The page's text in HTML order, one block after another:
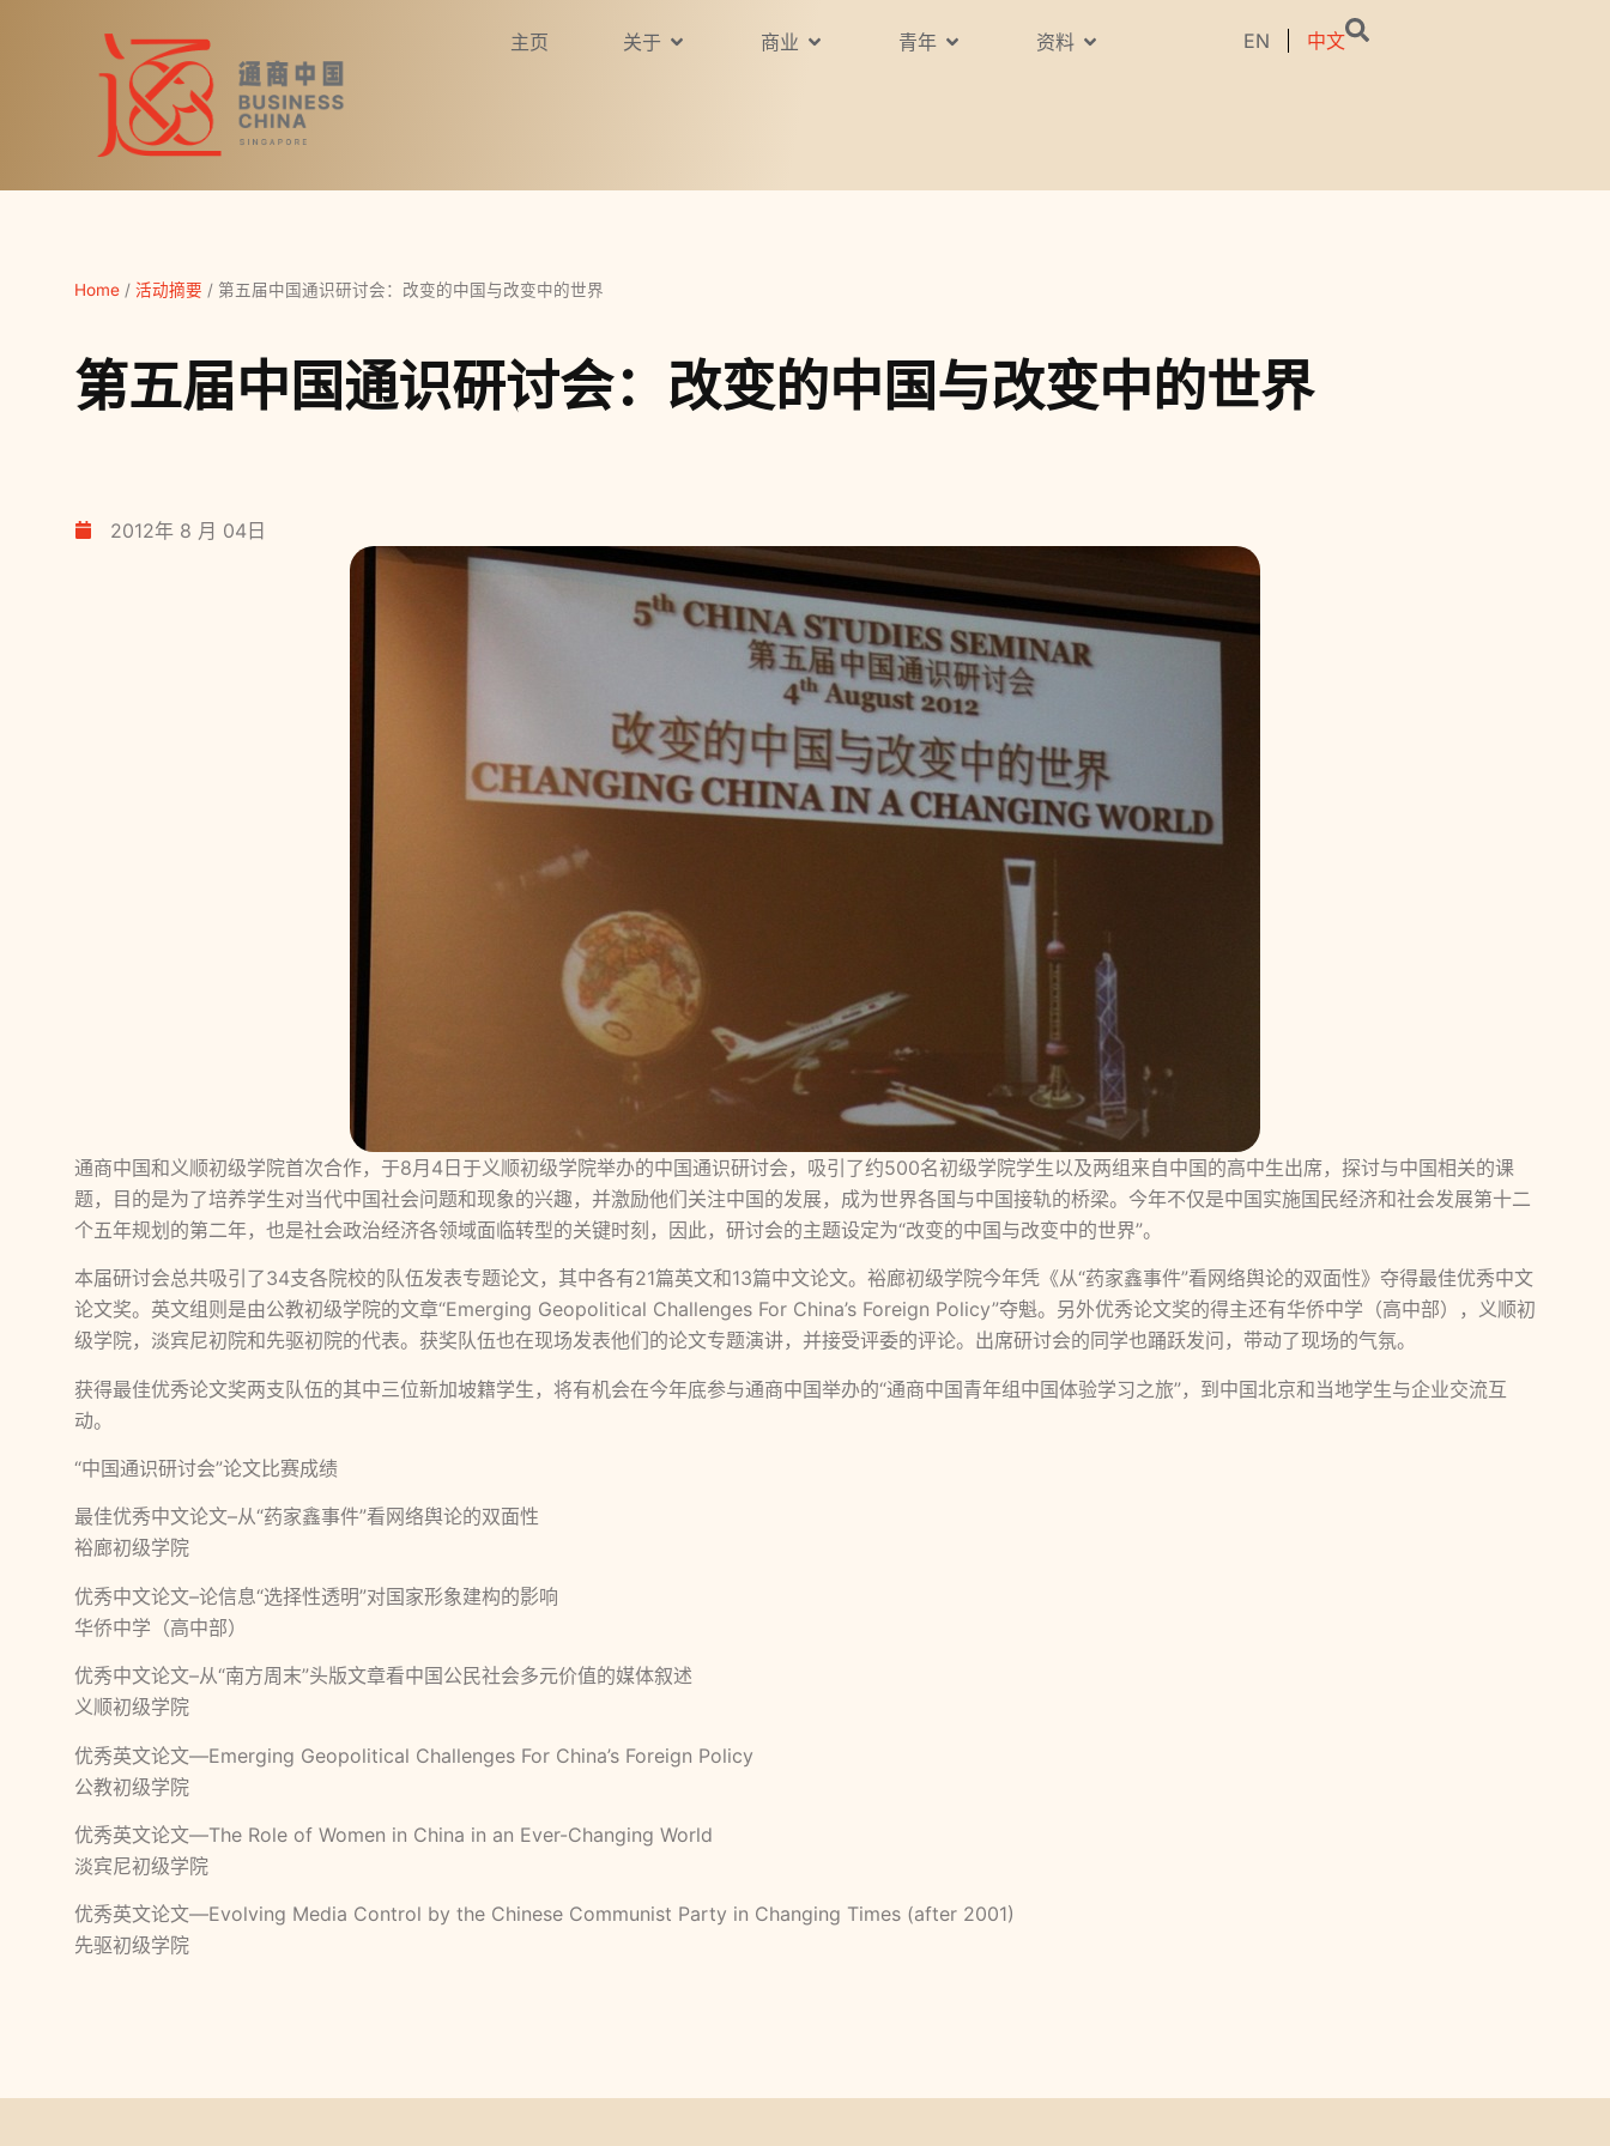
主页 关于 商业 青年 资料 EN 中文
Home / 活动摘要 / 第五届中国通识研讨会：改变的中国与改变中的世界
第五届中国通识研讨会：改变的中国与改变中的世界
2012年 8 月 04日
通商中国和义顺初级学院首次合作，于8月4日于义顺初级学院举办的中国通识研讨会，吸引了约500名初级学院学生以及两组来自中国的高中生出席，探讨与中国相关的课
题，目的是为了培养学生对当代中国社会问题和现象的兴趣，并激励他们关注中国的发展，成为世界各国与中国接轨的桥梁。今年不仅是中国实施国民经济和社会发展第十二
个五年规划的第二年，也是社会政治经济各领域面临转型的关键时刻，因此，研讨会的主题设定为“改变的中国与改变中的世界”。
本届研讨会总共吸引了34支各院校的队伍发表专题论文，其中各有21篇英文和13篇中文论文。裕廊初级学院今年凭《从“药家鑫事件”看网络舆论的双面性》夺得最佳优秀中文
论文奖。英文组则是由公教初级学院的文章“Emerging Geopolitical Challenges For China’s Foreign Policy”夺魁。另外优秀论文奖的得主还有华侨中学（高中部），义顺初
级学院，淡宾尼初院和先驱初院的代表。获奖队伍也在现场发表他们的论文专题演讲，并接受评委的评论。出席研讨会的同学也踊跃发问，带动了现场的气氛。
获得最佳优秀论文奖两支队伍的其中三位新加坡籍学生，将有机会在今年底参与通商中国举办的“通商中国青年组中国体验学习之旅”，到中国北京和当地学生与企业交流互
动。
“中国通识研讨会”论文比赛成绩
最佳优秀中文论文–从“药家鑫事件”看网络舆论的双面性
裕廊初级学院
优秀中文论文–论信息“选择性透明”对国家形象建构的影响
华侨中学（高中部）
优秀中文论文–从“南方周末”头版文章看中国公民社会多元价值的媒体叙述
义顺初级学院
优秀英文论文—Emerging Geopolitical Challenges For China’s Foreign Policy
公教初级学院
优秀英文论文—The Role of Women in China in an Ever-Changing World
淡宾尼初级学院
优秀英文论文—Evolving Media Control by the Chinese Communist Party in Changing Times (after 2001)
先驱初级学院